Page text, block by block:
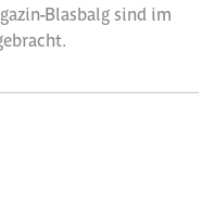
Blasbalg sind im